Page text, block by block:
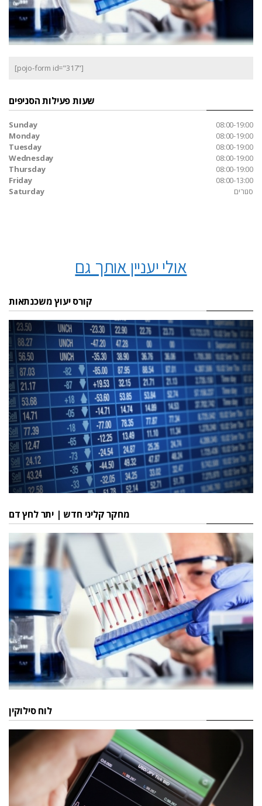
[pojo-form id="317"]
שעות פעילות הסניפים
Sunday
08:00-19:00
Monday
08:00-19:00
Tuesday
08:00-19:00
Wednesday
08:00-19:00
Thursday
08:00-19:00
Friday
08:00-13:00
Saturday
סגורים
אולי יעניין אותך גם
קורס יעוץ משכנתאות
מחקר קליני חדש | יתר לחץ דם
לוח סילוקין